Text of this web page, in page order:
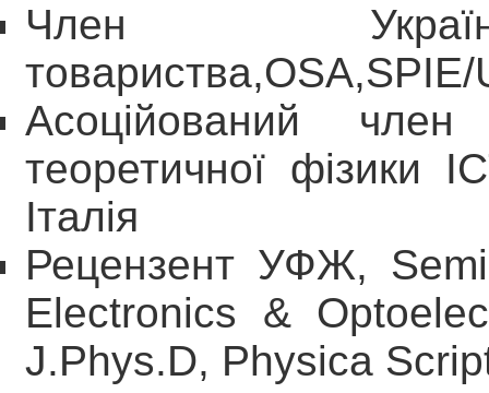
Член
товариства,OSA,SPIE/
Асоційований
теоретичної фізики
Італія
Рецензент УФЖ,
Electronics &
J.Phys.D, Physica